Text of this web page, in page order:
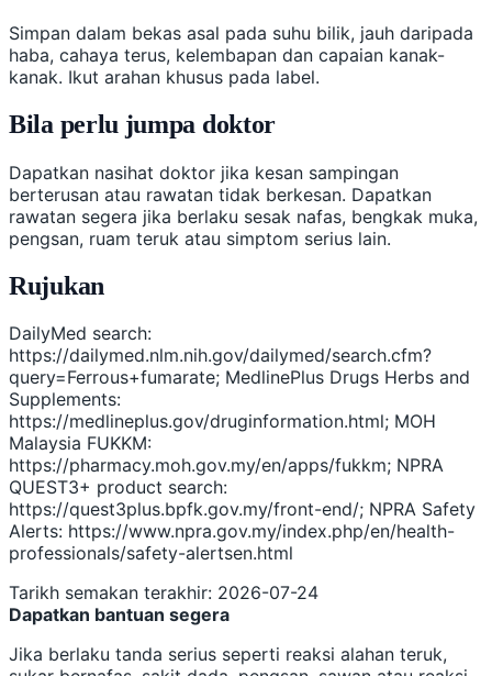
Simpan dalam bekas asal pada suhu bilik, jauh daripada
haba, cahaya terus, kelembapan dan capaian kanak-
kanak. Ikut arahan khusus pada label.
Bila perlu jumpa doktor
Dapatkan nasihat doktor jika kesan sampingan
berterusan atau rawatan tidak berkesan. Dapatkan
rawatan segera jika berlaku sesak nafas, bengkak muka,
pengsan, ruam teruk atau simptom serius lain.
Rujukan
DailyMed search:
https://dailymed.nlm.nih.gov/dailymed/search.cfm?
query=Ferrous+fumarate; MedlinePlus Drugs Herbs and
Supplements:
https://medlineplus.gov/druginformation.html; MOH
Malaysia FUKKM:
https://pharmacy.moh.gov.my/en/apps/fukkm; NPRA
QUEST3+ product search:
https://quest3plus.bpfk.gov.my/front-end/; NPRA Safety
Alerts: https://www.npra.gov.my/index.php/en/health-
professionals/safety-alertsen.html
Tarikh semakan terakhir: 2026-07-24
Dapatkan bantuan segera
Jika berlaku tanda serius seperti reaksi alahan teruk,